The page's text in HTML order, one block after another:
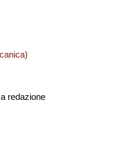
redazione